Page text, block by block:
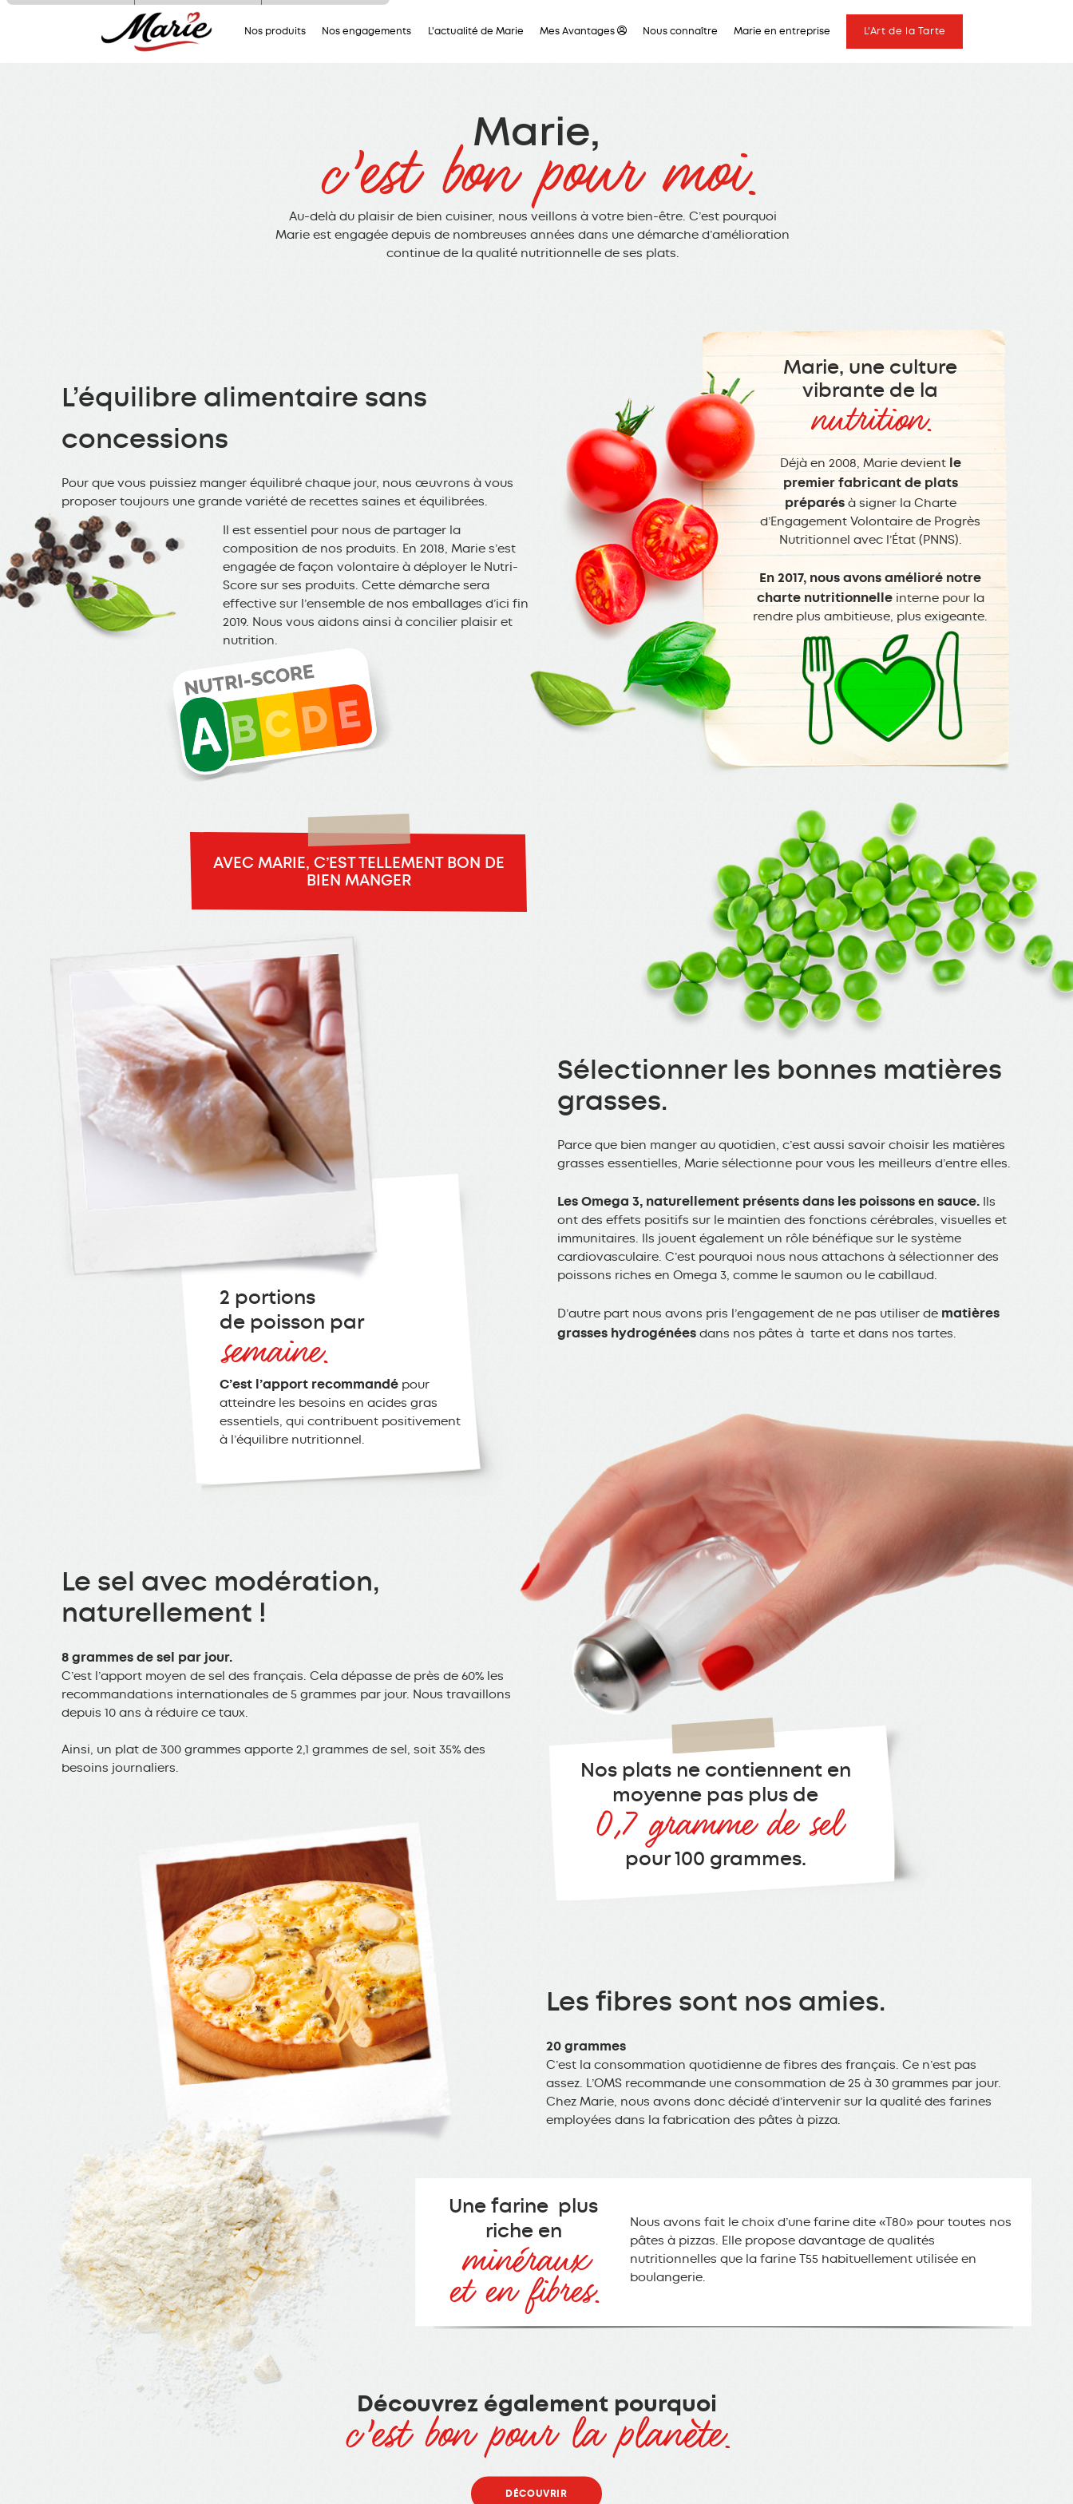
Nos produits Nos engagements L'actualité de Marie Mes Avantages Nous connaître Marie en entreprise L'Art de la Tarte
Marie,
c’est bon pour moi.
Au-delà du plaisir de bien cuisiner, nous veillons à votre bien-être. C’est pourquoi
Marie est engagée depuis de nombreuses années dans une démarche d’amélioration
continue de la qualité nutritionnelle de ses plats.
L’équilibre alimentaire sans
concessions
Pour que vous puissiez manger équilibré chaque jour, nous œuvrons à vous
proposer toujours une grande variété de recettes saines et équilibrées.
Marie, une culture
vibrante de la
nutrition.
Déjà en 2008, Marie devient le
premier fabricant de plats
préparés à signer la Charte
d’Engagement Volontaire de Progrès
Nutritionnel avec l’État (PNNS).
En 2017, nous avons amélioré notre
charte nutritionnelle interne pour la
rendre plus ambitieuse, plus exigeante.
Il est essentiel pour nous de partager la
composition de nos produits. En 2018, Marie s’est
engagée de façon volontaire à déployer le Nutri-
Score sur ses produits. Cette démarche sera
effective sur l’ensemble de nos emballages d’ici fin
2019. Nous vous aidons ainsi à concilier plaisir et
nutrition.
AVEC MARIE, C’EST TELLEMENT BON DE
BIEN MANGER
Sélectionner les bonnes matières
grasses.
Parce que bien manger au quotidien, c’est aussi savoir choisir les matières
grasses essentielles, Marie sélectionne pour vous les meilleurs d’entre elles.
Les Omega 3, naturellement présents dans les poissons en sauce.Ils
ont des effets positifs sur le maintien des fonctions cérébrales, visuelles et
immunitaires. Ils jouent également un rôle bénéfique sur le système
cardiovasculaire. C’est pourquoi nous nous attachons à sélectionner des
poissons riches en Omega 3, comme le saumon ou le cabillaud.
D’autre part nous avons pris l’engagement de ne pas utiliser de matières
grasses hydrogénéesdans nos pâtes à tarte et dans nos tartes.
2 portions
de poisson par
semaine.
C’est l’apport recommandé pour
atteindre les besoins en acides gras
essentiels, qui contribuent positivement
à l’équilibre nutritionnel.
Le sel avec modération,
naturellement !
8 grammes de sel par jour.
C’est l’apport moyen de sel des français. Cela dépasse de près de 60% les
recommandations internationales de 5 grammes par jour. Nous travaillons
depuis 10 ans à réduire ce taux.
Ainsi, un plat de 300 grammes apporte 2,1 grammes de sel, soit 35% des
besoins journaliers.
Nos plats ne contiennent en
moyenne pas plus de
0,7 gramme de sel
pour 100 grammes.
Les fibres sont nos amies.
20 grammes
C’est la consommation quotidienne de fibres des français. Ce n’est pas
assez. L’OMS recommande une consommation de 25 à 30 grammes par jour.
Chez Marie, nous avons donc décidé d’intervenir sur la qualité des farines
employées dans la fabrication des pâtes à pizza.
Une farine plus
riche en
minéraux
et en fibres.
Nous avons fait le choix d’une farine dite «T80» pour toutes nos
pâtes à pizzas. Elle propose davantage de qualités
nutritionnelles que la farine T55 habituellement utilisée en
boulangerie.
Découvrez également pourquoi
c’est bon pour la planète.
DÉCOUVRIR
Nous utilisons des cookies pour nous
assurer du bon fonctionnement de notre
site et à des fins analytiques. Vous